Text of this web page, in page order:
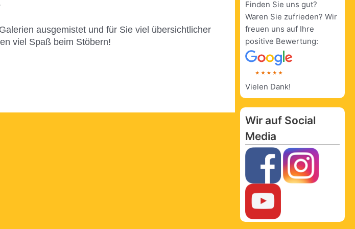
ausgemistet und für Sie viel übersichtlicher
viel Spaß beim Stöbern!
Finden Sie uns gut?
Waren Sie zufrieden? Wir
freuen uns auf Ihre
positive Bewertung:
Vielen Dank!
Wir auf Social
Media